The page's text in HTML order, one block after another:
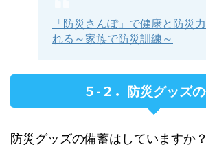
「防災さんぽ」で健康と防災
れる～家族で防災訓練～
５-２． 防災グッズ
防災グッズの備蓄はしていますか？